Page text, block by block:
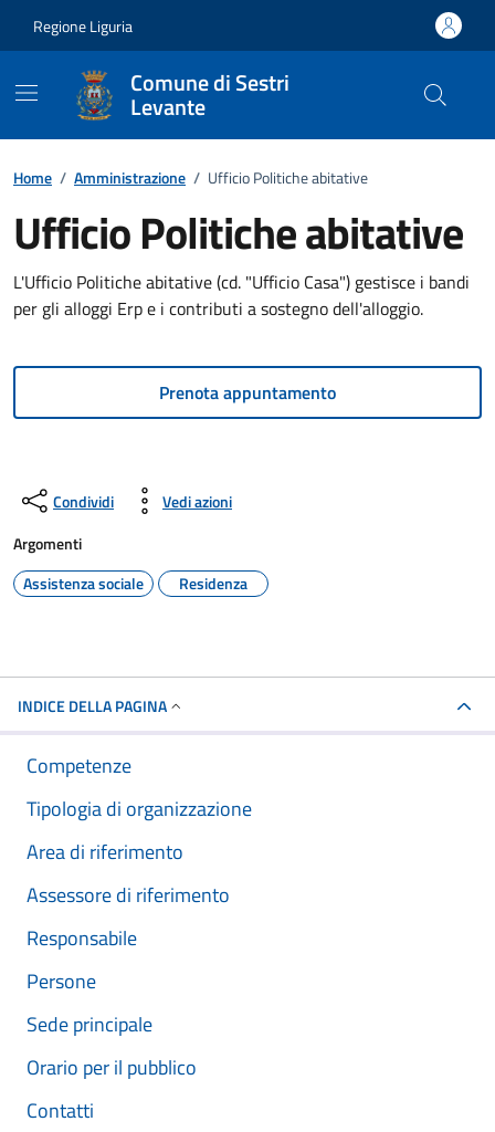
Regione Liguria
Comune di Sestri
Levante
Home / Amministrazione / Ufficio Politiche abitative
Ufficio Politiche abitative
L'Ufficio Politiche abitative (cd. "Ufficio Casa") gestisce i bandi
per gli alloggi Erp e i contributi a sostegno dell'alloggio.
Prenota appuntamento
Condividi
Vedi azioni
Argomenti
Assistenza sociale
Residenza
INDICE DELLA PAGINA
Competenze
Tipologia di organizzazione
Area di riferimento
Assessore di riferimento
Responsabile
Persone
Sede principale
Orario per il pubblico
Contatti